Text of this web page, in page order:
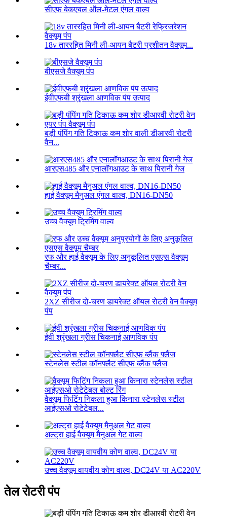
सीएफ बेकएबल ऑल-मेटल एंगल वाल्व
18v ताररहित मिनी ली-आयन बैटरी प्रशीतन वैक्यूम...
बीएसजे वैक्यूम पंप
ईवीएफबी श्रृंखला आणविक पंप उत्पाद
बड़ी पंपिंग गति टिकाऊ कम शोर वाली डीआरवी रोटरी
वैन...
आरएस485 और एनालॉगआउट के साथ पिरानी गेज
हाई वैक्यूम मैनुअल एंगल वाल्व, DN16-DN50
उच्च वैक्यूम ट्रिमिंग वाल्व
रफ और हाई वैक्यूम के लिए अनुकूलित एसएस वैक्यूम
चैम्बर...
2XZ सीरीज दो-चरण डायरेक्ट ऑयल रोटरी वेन वैक्यूम
पंप
ईवी श्रृंखला ग्रीस चिकनाई आणविक पंप
स्टेनलेस स्टील कॉनफ्लैट सीएफ ब्लैंक फ्लैंज
वैक्यूम फिटिंग निकला हुआ किनारा स्टेनलेस स्टील
आईएसओ रोटेटेबल...
अल्ट्रा हाई वैक्यूम मैनुअल गेट वाल्व
उच्च वैक्यूम वायवीय कोण वाल्व, DC24V या AC220V
तेल रोटरी पंप